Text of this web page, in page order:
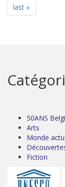
last »
50ANS
Arts
Monde
Fiction